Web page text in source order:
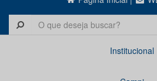
Institucional